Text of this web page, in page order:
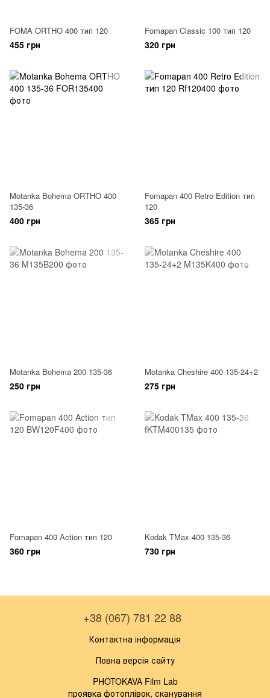
FOMA ORTHO 400 тип 120
455 грн
Fomapan Classic 100 тип 120
320 грн
Motanka Bohema ORTHO 400
135-36
400 грн
Fomapan 400 Retro Edition тип
120
365 грн
Motanka Bohema 200 135-36
250 грн
Motanka Cheshire 400 135-24+2
275 грн
Fomapan 400 Action тип 120
360 грн
Kodak TMax 400 135-36
730 грн
+38 (067) 781 22 88
Контактна інформація
Повна версія сайту
PHOTOKAVA Film Lab
проявка фотоплівок, сканування